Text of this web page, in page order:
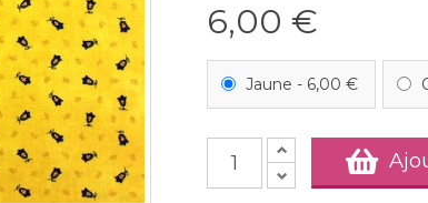
6,00 €
Jaune - 6,00 €